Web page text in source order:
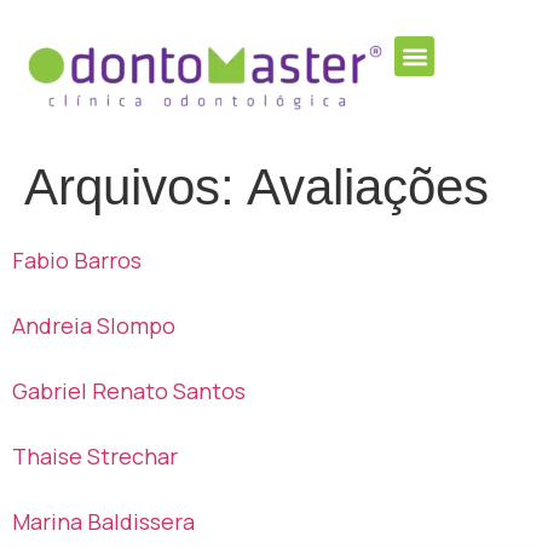
Arquivos: Avaliações
Fabio Barros
Andreia Slompo
Gabriel Renato Santos
Thaise Strechar
Marina Baldissera